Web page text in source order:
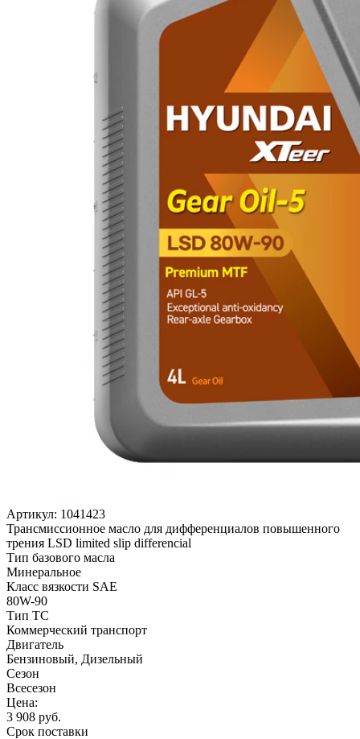
Артикул: 1041423
Трансмиссионное масло для дифференциалов повышенного
трения LSD limited slip differencial
Тип базового масла
Минеральное
Класс вязкости SAE
80W-90
Тип ТС
Коммерческий транспорт
Двигатель
Бензиновый, Дизельный
Сезон
Всесезон
Цена:
3 908 руб.
Срок поставки